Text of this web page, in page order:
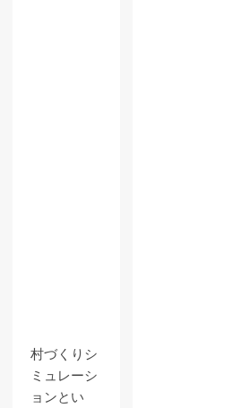
村づくりシ
ミュレーシ
ョンとい